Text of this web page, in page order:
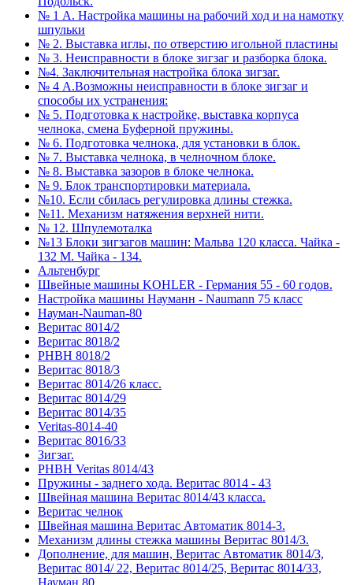
№ 1 А. Настройка машины на рабочий ход и на намотку
шпульки
№ 2. Выставка иглы, по отверстию игольной пластины
№ 3. Неисправности в блоке зигзаг и разборка блока.
№4. Заключительная настройка блока зигзаг.
№ 4 А.Возможны неисправности в блоке зигзаг и
способы их устранения:
№ 5. Подготовка к настройке, выставка корпуса
челнока, смена Буферной пружины.
№ 6. Подготовка челнока, для установки в блок.
№ 7. Выставка челнока, в челночном блоке.
№ 8. Выставка зазоров в блоке челнока.
№ 9. Блок транспортировки материала.
№10. Если сбилась регулировка длины стежка.
№11. Механизм натяжения верхней нити.
№ 12. Шпулемоталка
№13 Блоки зигзагов машин: Мальва 120 класса. Чайка -
132 М. Чайка - 134.
Альтенбург
Швейные машины KOHLER - Германия 55 - 60 годов.
Настройка машины Науманн - Naumann 75 класс
Науман-Nauman-80
Веритас 8014/2
Веритас 8018/2
РНВН 8018/2
Веритас 8018/3
Веритас 8014/26 класс.
Веритас 8014/29
Веритас 8014/35
Veritas-8014-40
Веритас 8016/33
Зигзаг.
РНВН Veritas 8014/43
Пружины - заднего хода. Веритас 8014 - 43
Швейная машина Веритас 8014/43 класса.
Веритас челнок
Швейная машина Веритас Автоматик 8014-3.
Механизм длины стежка машины Веритас 8014/3.
Дополнение, для машин, Веритас Автоматик 8014/3,
Веритас 8014/ 22, Веритас 8014/25, Веритас 8014/33,
Науман 80.